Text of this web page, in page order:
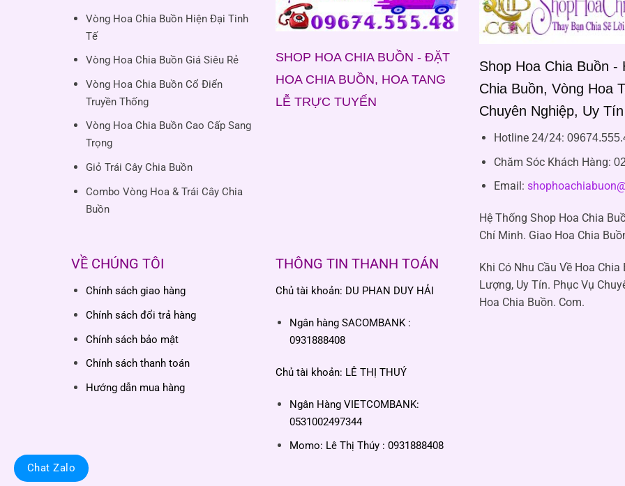
Vòng Hoa Chia Buồn Hiện Đại Tinh
Tế
Vòng Hoa Chia Buồn Giá Siêu Rẻ
Vòng Hoa Chia Buồn Cổ Điển
Truyền Thống
Vòng Hoa Chia Buồn Cao Cấp Sang
Trọng
Giỏ Trái Cây Chia Buồn
Combo Vòng Hoa & Trái Cây Chia
Buồn
SHOP HOA CHIA BUỒN - ĐẶT
HOA CHIA BUỒN, HOA TANG
LỄ TRỰC TUYẾN
VỀ CHÚNG TÔI
Chính sách giao hàng
Chính sách đổi trả hàng
Chính sách bảo mật
Chính sách thanh toán
Hướng dẫn mua hàng
THÔNG TIN THANH TOÁN
Chủ tài khoản: DU PHAN DUY HẢI
Ngân hàng SACOMBANK :
0931888408
Chủ tài khoản: LÊ THỊ THUÝ
Ngân Hàng VIETCOMBANK:
0531002497344
Momo: Lê Thị Thúy : 0931888408
Shop Hoa Chia Buồn -
Chia Buồn, Vòng Hoa
Chuyên Nghiệp, Uy
Hotline 24/24:
Chăm Sóc Khách Hàng:
Email:
Hệ Thống Shop Hoa Chia
Chí Minh. Giao Hoa Chia
Khi Có Nhu Cầu Về Hoa
Lượng, Uy Tín. Phục Vụ
Hoa Chia Buồn. Com.
Chat Zalo